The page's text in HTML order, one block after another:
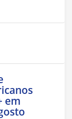
em